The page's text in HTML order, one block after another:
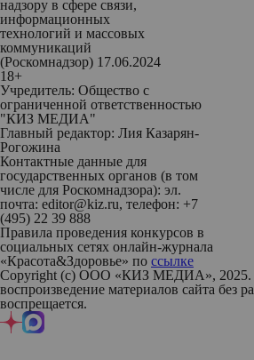
надзору в сфере связи,
информационных
технологий и массовых
коммуникаций
(Роскомнадзор) 17.06.2024
18+
Учредитель: Общество с
ограниченной ответственностью
"КИЗ МЕДИА"
Главный редактор: Лия Казарян-
Рогожина
Контактные данные для
государственных органов (в том
числе для Роскомнадзора): эл.
почта: editor@kiz.ru, телефон: +7
(495) 22 39 888
Правила проведения конкурсов в
социальных сетях онлайн-журнала
«Красота&Здоровье» по ссылке
Copyright (с) ООО «КИЗ МЕДИА», 2025.
воспроизведение материалов сайта без
воспрещается.